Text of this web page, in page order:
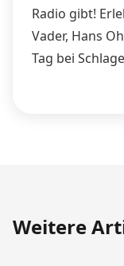
Radio gibt!
Vader, Hans
Tag bei
Weitere